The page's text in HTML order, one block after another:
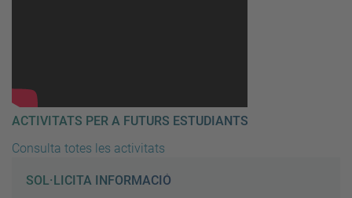
ACTIVITATS PER A FUTURS ESTUDIANTS
Consulta totes les activitats
SOL·LICITA INFORMACIÓ